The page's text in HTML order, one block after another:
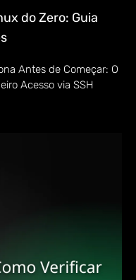
do Zero: Guia
Antes de Começar: O
Acesso via SSH